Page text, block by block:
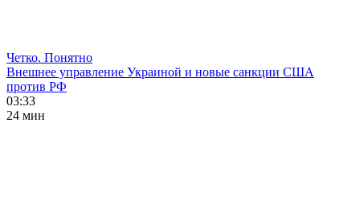
Четко. Понятно
Внешнее управление Украиной и новые санкции США
против РФ
03:33
24 мин